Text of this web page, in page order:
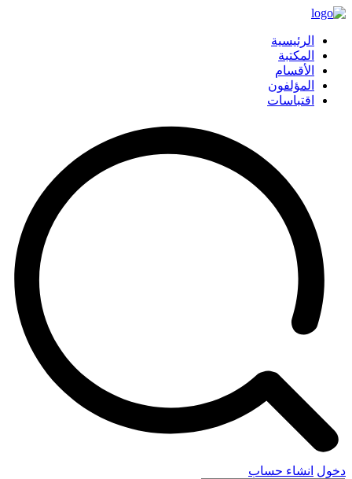
الرئيسية
المكتبة
الأقسام
المؤلفون
اقتباسات
دخول انشاء حساب